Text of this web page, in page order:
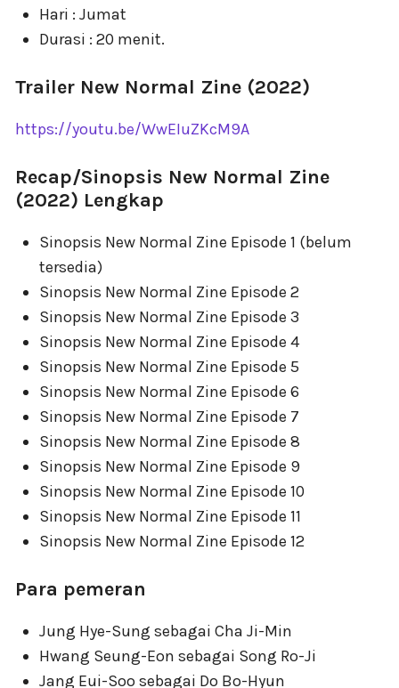
Hari : Jumat
Durasi : 20 menit.
Trailer New Normal Zine (2022)
https://youtu.be/WwEIuZKcM9A
Recap/Sinopsis New Normal Zine
(2022) Lengkap
Sinopsis New Normal Zine Episode 1 (belum
tersedia)
Sinopsis New Normal Zine Episode 2
Sinopsis New Normal Zine Episode 3
Sinopsis New Normal Zine Episode 4
Sinopsis New Normal Zine Episode 5
Sinopsis New Normal Zine Episode 6
Sinopsis New Normal Zine Episode 7
Sinopsis New Normal Zine Episode 8
Sinopsis New Normal Zine Episode 9
Sinopsis New Normal Zine Episode 10
Sinopsis New Normal Zine Episode 11
Sinopsis New Normal Zine Episode 12
Para pemeran
Jung Hye-Sung sebagai Cha Ji-Min
Hwang Seung-Eon sebagai Song Ro-Ji
Jang Eui-Soo sebagai Do Bo-Hyun